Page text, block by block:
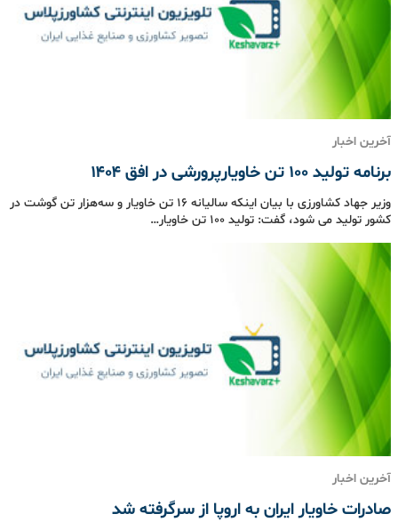
آخرین اخبار
برنامه تولید ۱۰۰ تن خاویارپرورشی در افق ۱۴۰۴
وزیر جهاد کشاورزی با بیان اینکه سالیانه ۱۶ تن خاویار و سه‌هزار تن گوشت در
کشور تولید می شود، گفت: تولید ۱۰۰ تن خاویار…
آخرین اخبار
صادرات خاویار ایران به اروپا از سرگرفته شد